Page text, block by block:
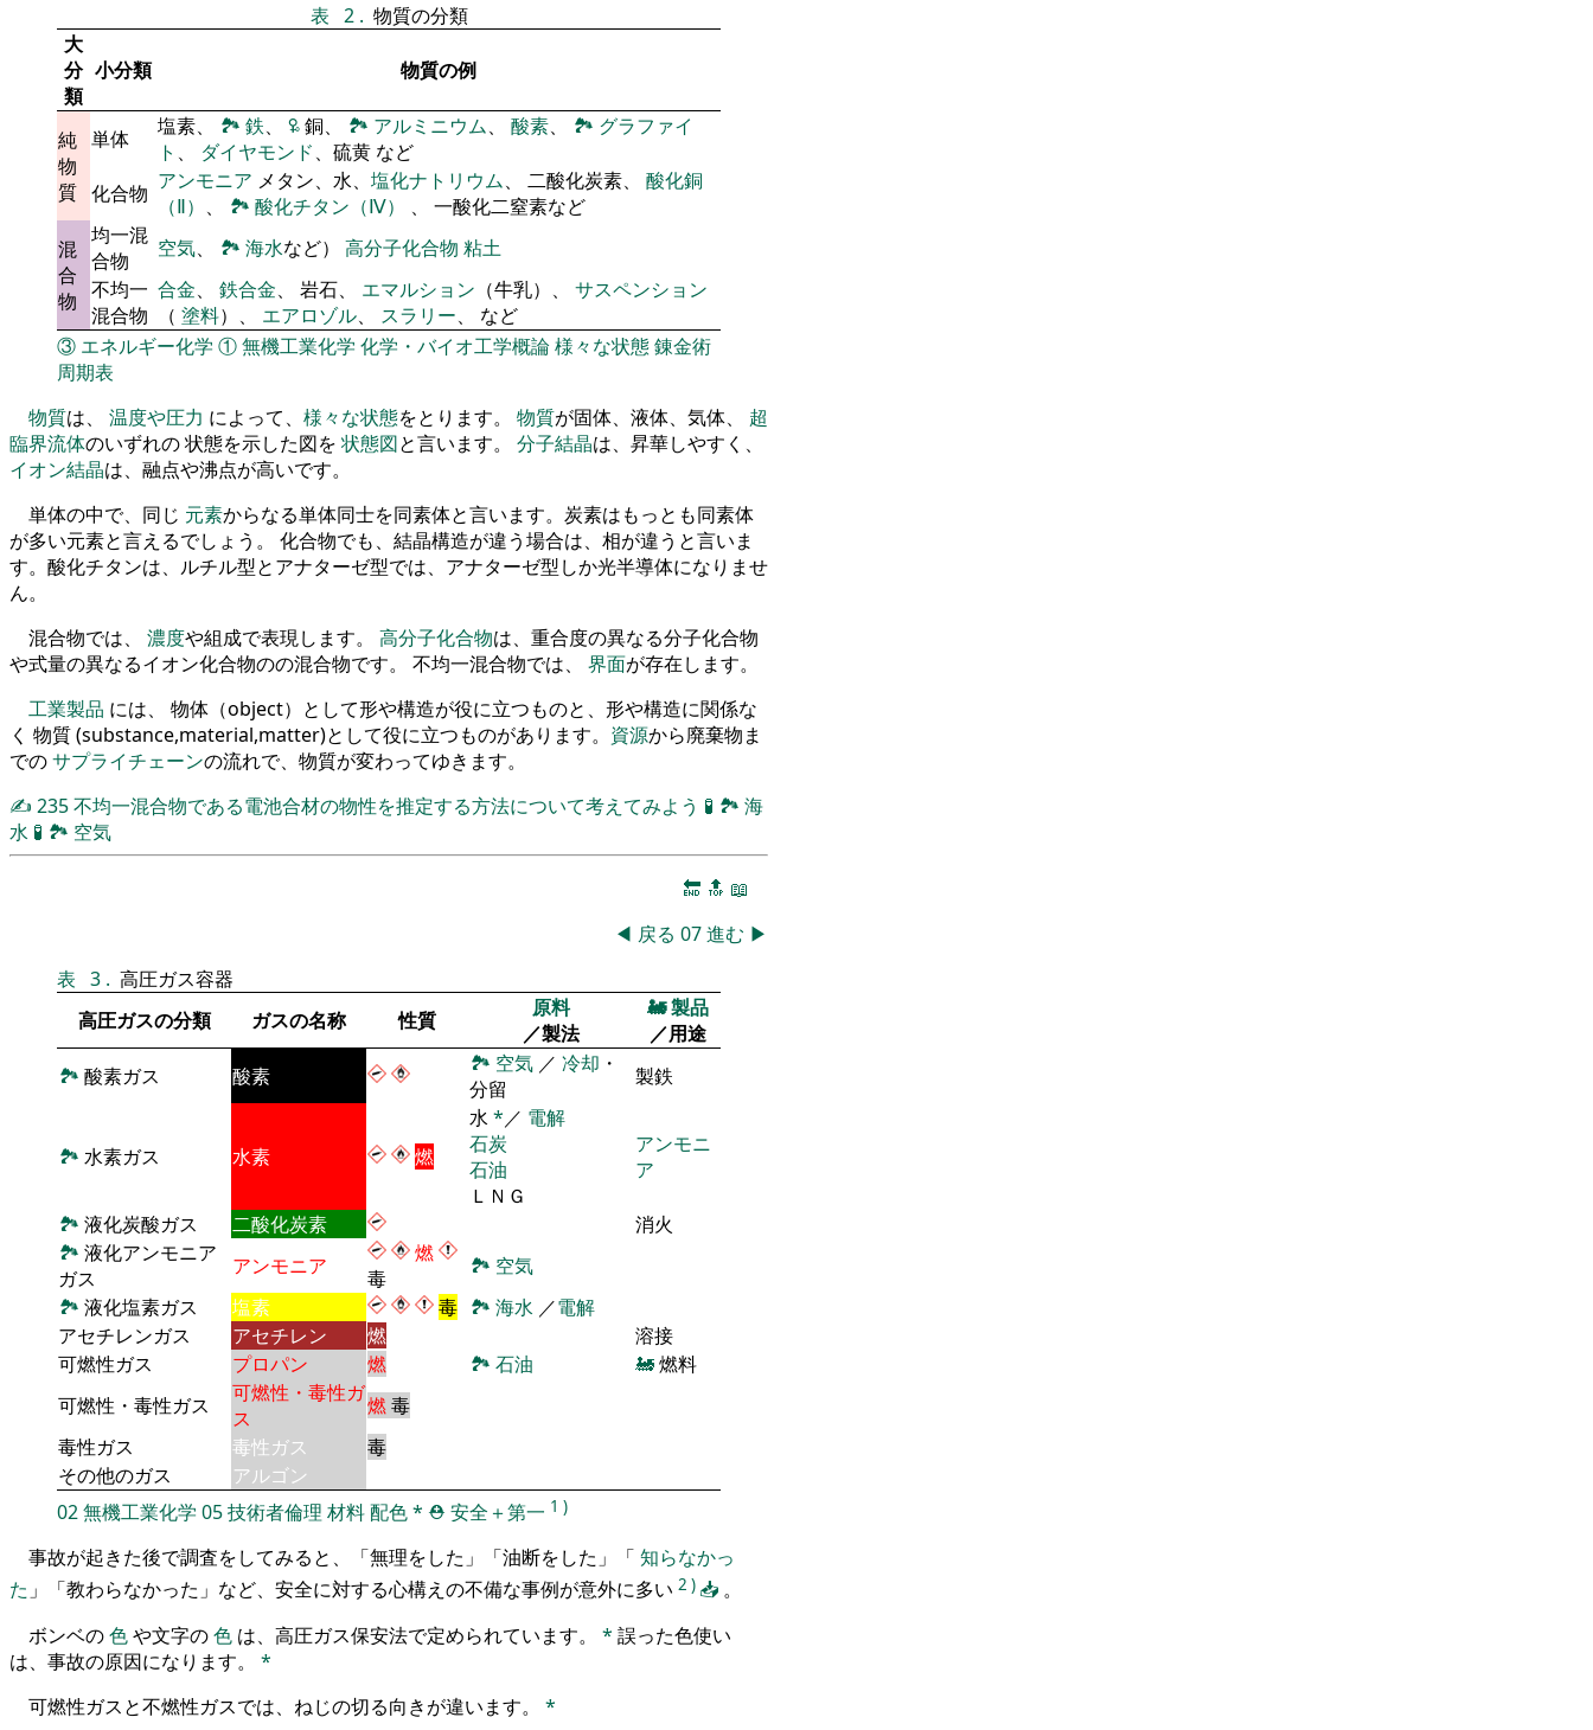
表 2 . 物質の分類
大
分
類
小分類 物質の例
純
物
質
単体 塩素、 🏞 鉄、 🜠銅、 🏞 アルミニウム、 酸素、 🏞 グラファイ
ト 、 ダイヤモンド、硫黄 など
化合物 アンモニア メタン、水、 塩化ナトリウム、 二酸化炭素、 酸化銅
（Ⅱ） 、 🏞 酸化チタン（Ⅳ） 、 一酸化二窒素など
混
合
物
均一混
合物
空気、 🏞 海水など） 高分子化合物 粘土
不均一
混合物
合金、 鉄合金、 岩石、 エマルション （牛乳）、 サスペンション
（ 塗料）、 エアロゾル、 スラリー、 など
③ エネルギー化学 ①無機工業化学 化学・バイオ工学概論様々な状態錬金術
周期表
物質は、 温度や圧力 によって、 様々な状態をとります。 物質が固体、液体、気体、 超
臨界流体のいずれの 状態を示した図を 状態図と言います。 分子結晶は、昇華しやすく、
イオン結晶は、融点や沸点が高いです。
単体の中で、同じ 元素からなる単体同士を同素体と言います。炭素はもっとも同素体
が多い元素と言えるでしょう。 化合物でも、結晶構造が違う場合は、相が違うと言いま
す。酸化チタンは、ルチル型とアナターゼ型では、アナターゼ型しか光半導体になりませ
ん。
混合物では、 濃度や組成で表現します。 高分子化合物は、重合度の異なる分子化合物
や式量の異なるイオン化合物のの混合物です。 不均一混合物では、 界面が存在します。
工業製品 には、 物体（object）として形や構造が役に立つものと、形や構造に関係な
く 物質 (substance,material,matter)として役に立つものがあります。 資源から廃棄物ま
でのサプライチェーンの流れで、物質が変わってゆきます。
✍ 235不均一混合物である電池合材の物性を推定する方法について考えてみよう 🧪 🏞 海
水 🧪 🏞 空気
🔚 🔝 📖
◀ 戻る 07進む ▶
表 3 . 高圧ガス容器
高圧ガスの分類
ガスの名称 性質
原料
／製法
🚂 製品
／用途
🏞 酸素ガス 酸素 🏞 空気 ／ 冷却 ・
分留
製鉄
🏞 水素ガス 水素 燃
水 *／ 電解
石炭
石油
ＬＮＧ
アンモニ
ア
🏞 液化炭酸ガス 二酸化炭素
消火
🏞 液化アンモニア
ガス
アンモニア
燃
毒
🏞 空気
🏞 液化塩素ガス 塩素 毒 🏞 海水 ／電解
アセチレンガス
アセチレン 燃
溶接
可燃性ガス
プロパン 燃 🏞 石油 🚂燃料
可燃性・毒性ガス
可燃性・毒性ガ
ス
燃毒
毒性ガス
毒性ガス
毒
その他のガス
アルゴン
02無機工業化学 05技術者倫理 材料配色* ⛑️ 安全＋第一 1 )
事故が起きた後で調査をしてみると、「無理をした」「油断をした」「 知らなかっ
た」「教わらなかった」など、安全に対する心構えの不備な事例が意外に多い 2 ) 📥 。
ボンベの色や文字の色 は、高圧ガス保安法で定められています。 * 誤った色使い
は、事故の原因になります。 *
可燃性ガスと不燃性ガスでは、ねじの切る向きが違います。 *